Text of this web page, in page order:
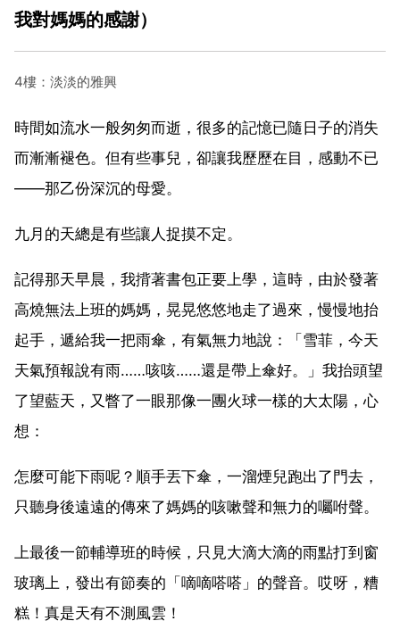
我對媽媽的感謝）
4樓：淡淡的雅興
時間如流水一般匆匆而逝，很多的記憶已隨日子的消失
而漸漸褪色。但有些事兒，卻讓我歷歷在目，感動不已
——那乙份深沉的母愛。
九月的天總是有些讓人捉摸不定。
記得那天早晨，我揹著書包正要上學，這時，由於發著
高燒無法上班的媽媽，晃晃悠悠地走了過來，慢慢地抬
起手，遞給我一把雨傘，有氣無力地說：「雪菲，今天
天氣預報說有雨……咳咳……還是帶上傘好。」我抬頭望
了望藍天，又瞥了一眼那像一團火球一樣的大太陽，心
想：
怎麼可能下雨呢？順手丟下傘，一溜煙兒跑出了門去，
只聽身後遠遠的傳來了媽媽的咳嗽聲和無力的囑咐聲。
上最後一節輔導班的時候，只見大滴大滴的雨點打到窗
玻璃上，發出有節奏的「嘀嘀嗒嗒」的聲音。哎呀，糟
糕！真是天有不測風雲！